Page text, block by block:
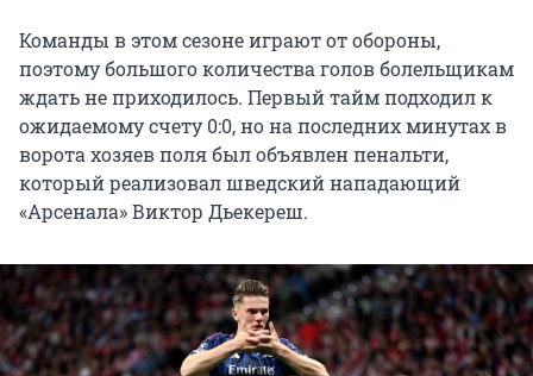
Команды в этом сезоне играют от обороны,
поэтому большого количества голов болельщикам
ждать не приходилось. Первый тайм подходил к
ожидаемому счету 0:0, но на последних минутах в
ворота хозяев поля был объявлен пенальти,
который реализовал шведский нападающий
«Арсенала» Виктор Дьекереш.